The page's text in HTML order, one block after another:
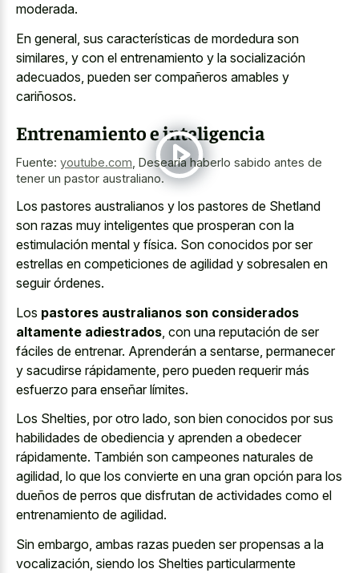
moderada.
En general, sus características de mordedura son
similares, y con el entrenamiento y la socialización
adecuados, pueden ser compañeros amables y
cariñosos.
Entrenamiento e inteligencia
Fuente: youtube.com Desearía haberlo sabido antes de
tener un pastor australiano.
Los pastores australianos y los pastores de Shetland
son razas muy inteligentes que prosperan con la
estimulación mental y física. Son conocidos por ser
estrellas en competiciones de agilidad y sobresalen en
seguir órdenes.
Los pastores australianos son considerados
altamente adiestrados , con una reputación de ser
fáciles de entrenar. Aprenderán a sentarse, permanecer
y sacudirse rápidamente, pero pueden requerir más
esfuerzo para enseñar límites.
Los Shelties, por otro lado, son bien conocidos por sus
habilidades de obediencia y aprenden a obedecer
rápidamente. También son campeones naturales de
agilidad, lo que los convierte en una gran opción para los
dueños de perros que disfrutan de actividades como el
entrenamiento de agilidad.
Sin embargo, ambas razas pueden ser propensas a la
vocalización, siendo los Shelties particularmente